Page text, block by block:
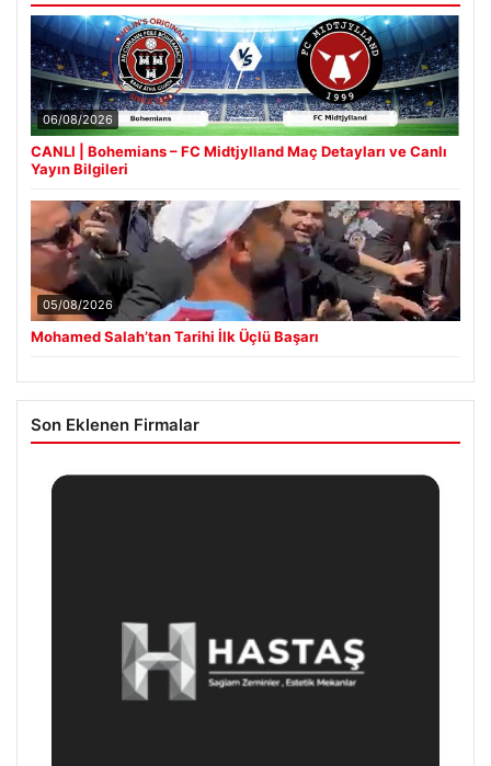
06/08/2026
CANLI | Bohemians – FC Midtjylland Maç Detayları ve Canlı
Yayın Bilgileri
05/08/2026
Mohamed Salah’tan Tarihi İlk Üçlü Başarı
Son Eklenen Firmalar